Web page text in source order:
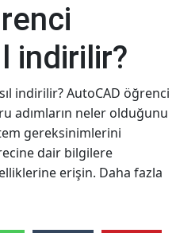
indirilir?
indirilir? AutoCAD öğrenci
adımların neler olduğunu
gereksinimlerini
dair bilgilere
erişin. Daha fazla